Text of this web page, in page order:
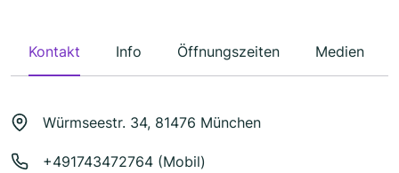
Kontakt Info Öffnungszeiten Medien
Würmseestr. 34, 81476 München
+491743472764 (Mobil)